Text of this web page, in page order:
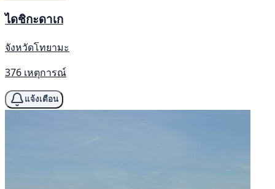
ไดชิกะดาเก
จังหวัดโทยามะ
376 เหตุการณ์
แจ้งเตือน